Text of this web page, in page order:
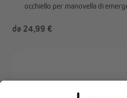
occhiello per manovella di
da 24,99 €